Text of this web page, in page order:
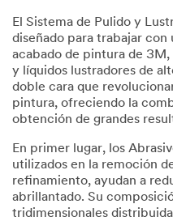
El Sistema de Pulido y
diseñado para trabajar
acabado de pintura de
y líquidos lustradores de
doble cara que
pintura, ofreciendo la
obtención de grandes
En primer lugar, los
utilizados en la remoción
refinamiento, ayudan a
abrillantado. Su
tridimensionales